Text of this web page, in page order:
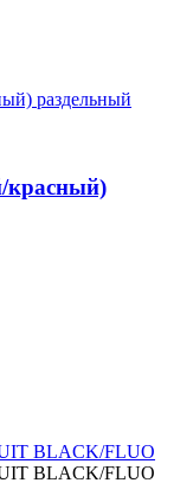
красный)